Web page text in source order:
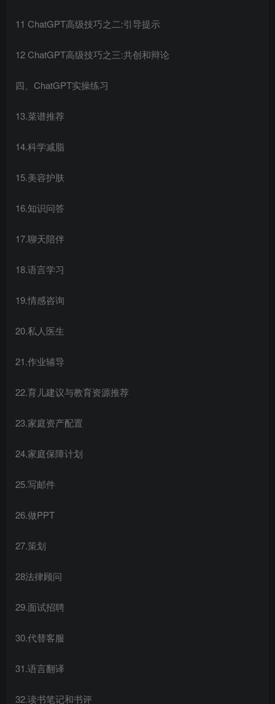
11 ChatGPT高级技巧之二:引导提示
12 ChatGPT高级技巧之三:共创和辩论
四、ChatGPT实操练习
13.菜谱推荐
14.科学减脂
15.美容护肤
16.知识问答
17.聊天陪伴
18.语言学习
19.情感咨询
20.私人医生
21.作业辅导
22.育儿建议与教育资源推荐
23.家庭资产配置
24.家庭保障计划
25.写邮件
26.做PPT
27.策划
28法律顾问
29.面试招聘
30.代替客服
31.语言翻译
32.读书笔记和书评